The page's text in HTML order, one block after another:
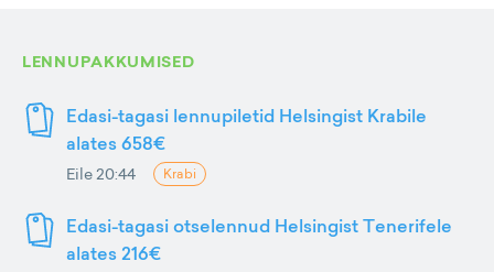
LENNUPAKKUMISED
Edasi-tagasi lennupiletid Helsingist Krabile
alates 658€
Eile 20:44 Krabi
Edasi-tagasi otselennud Helsingist Tenerifele
alates 216€